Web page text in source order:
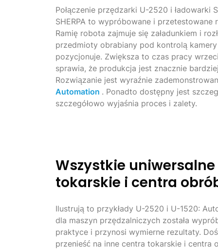
Połączenie przędzarki U-2520 i ładowarki
SHERPA to wypróbowane i przetestowane
Ramię robota zajmuje się załadunkiem i
przedmioty obrabiany pod kontrolą
pozycjonuje. Zwiększa to czas pracy
sprawia, że produkcja jest znacznie
Rozwiązanie jest wyraźnie
Automation . Ponadto dostępny jest
szczegółowo wyjaśnia proces i zalety.
Wszystkie
tokarskie i centra
Ilustrują to przykłady U-2520 i U-1520:
dla maszyn przędzalniczych została
praktyce i przynosi wymierne rezultaty.
przenieść na inne centra tokarskie i centra